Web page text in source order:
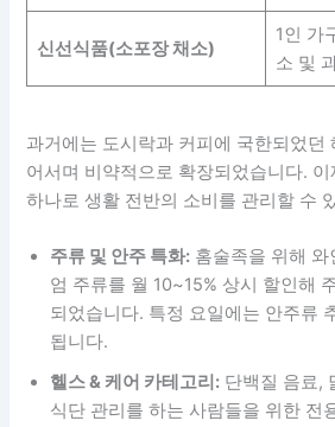
신선식품(소포장 채소)
1인 가
소 및
과거에는 도시락과 커피에 국한되었던
어서며 비약적으로 확장되었습니다. 이
하나로 생활 전반의 소비를 관리할 수
주류 및 안주 특화: 홈술족을 위해 와
엄 주류를 월 10~15% 상시 할인해
되었습니다. 특정 요일에는 안주류
됩니다.
헬스 & 케어 카테고리: 단백질 음료,
식단 관리를 하는 사람들을 위한 전